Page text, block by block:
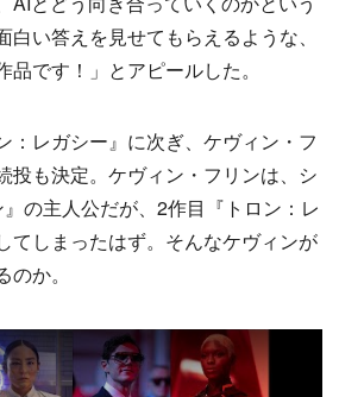
い答えを見せてもらえるような、
品です！」とアピールした。
：レガシー』に次ぎ、ケヴィン・フ
投も決定。ケヴィン・フリンは、シ
の主人公だが、2作目『トロン：レ
てしまったはず。そんなケヴィンが
か。